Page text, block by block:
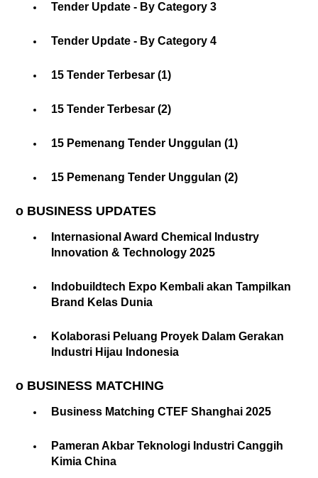
Tender Update - By Category 3
Tender Update - By Category 4
15 Tender Terbesar (1)
15 Tender Terbesar (2)
15 Pemenang Tender Unggulan (1)
15 Pemenang Tender Unggulan (2)
o BUSINESS UPDATES
Internasional Award Chemical Industry
Innovation & Technology 2025
Indobuildtech Expo Kembali akan Tampilkan
Brand Kelas Dunia
Kolaborasi Peluang Proyek Dalam Gerakan
Industri Hijau Indonesia
o BUSINESS MATCHING
Business Matching CTEF Shanghai 2025
Pameran Akbar Teknologi Industri Canggih
Kimia China